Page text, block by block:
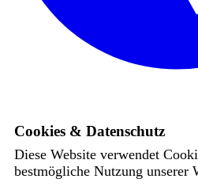
Cookies & Datenschutz
Diese Website verwendet
bestmögliche Nutzung unserer